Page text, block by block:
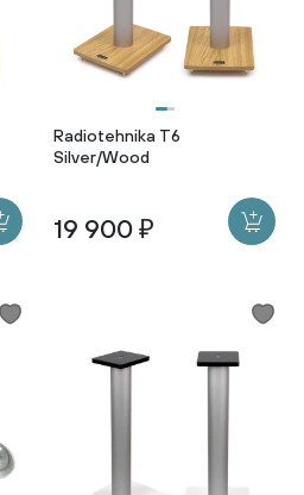
Radiotehnika T6
Silver/Wood
19 900 ₽